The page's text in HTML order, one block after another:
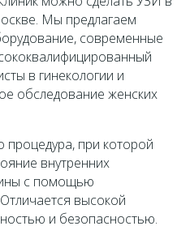
Мы предлагаем
современные
в гинекологии и
обследование женских
процедура, при которой
внутренних
с помощью
высокой
и безопасностью.